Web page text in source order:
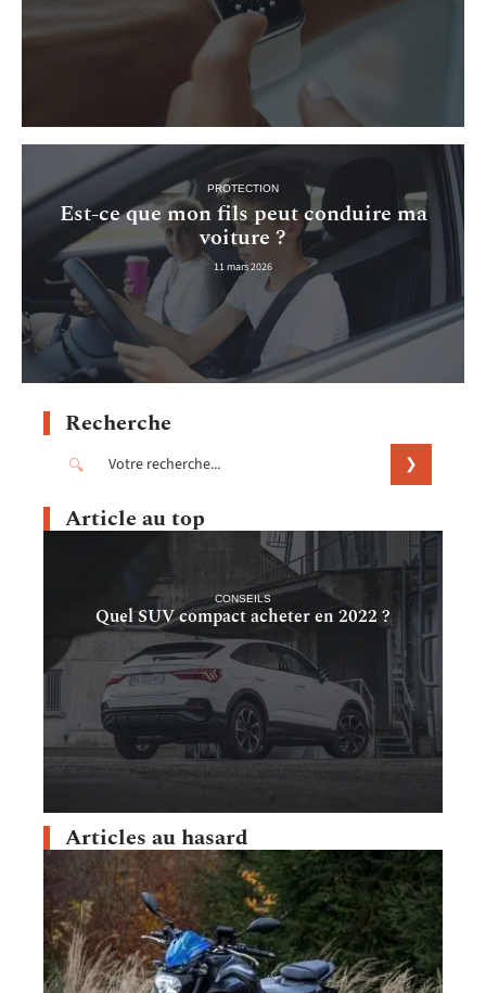
PROTECTION
Est-ce que mon fils peut conduire ma
voiture ?
11 mars 2026
Recherche
Article au top
CONSEILS
Quel SUV compact acheter en 2022 ?
Articles au hasard